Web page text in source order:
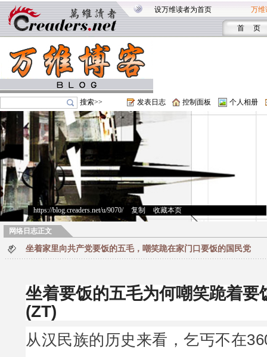
设万维读者为首页 万维
首 页
搜索>> 发表日志 控制面板 个人相册
https://blog.creaders.net/u/9070/> 复制 收藏本页
网络日志正文
坐着家里向共产党要饭的五毛，嘲笑跪在家门口要饭的国民党
坐着要饭的五毛为何嘲笑跪着要
(ZT)
从汉民族的历史来看，乞丐不在